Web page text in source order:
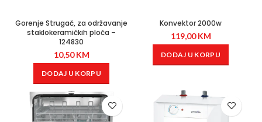
Gorenje Strugač, za održavanje
staklokeramičkih ploča –
124830
10,50KM
DODAJ U KORPU
Konvektor 2000w
119,00KM
DODAJ U KORPU